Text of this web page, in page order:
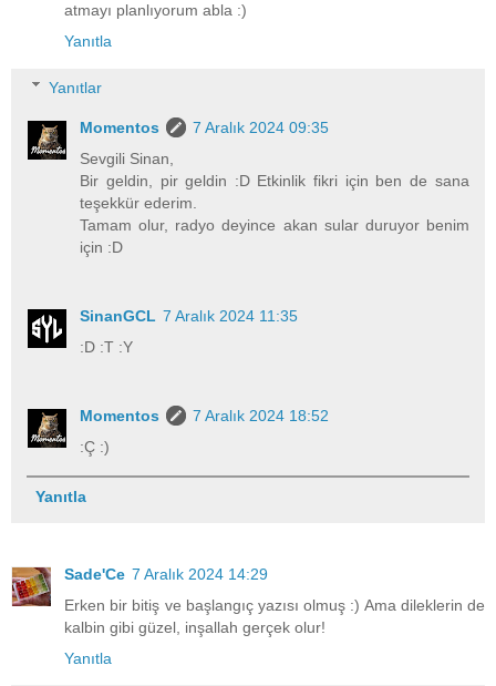
atmayı planlıyorum abla :)
Yanıtla
Yanıtlar
Momentos
7 Aralık 2024 09:35
Sevgili Sinan,
Bir geldin, pir geldin :D Etkinlik fikri için ben de sana
teşekkür ederim.
Tamam olur, radyo deyince akan sular duruyor benim
için :D
SinanGCL 7 Aralık 2024 11:35
:D :T :Y
Momentos
7 Aralık 2024 18:52
:Ç :)
Yanıtla
Sade'Ce 7 Aralık 2024 14:29
Erken bir bitiş ve başlangıç yazısı olmuş :) Ama dileklerin de
kalbin gibi güzel, inşallah gerçek olur!
Yanıtla